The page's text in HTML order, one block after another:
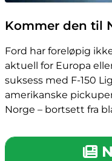
Kommer den til
Ford har foreløpig
aktuell for Europa
suksess med F-150
amerikanske
Norge – bortsett fra